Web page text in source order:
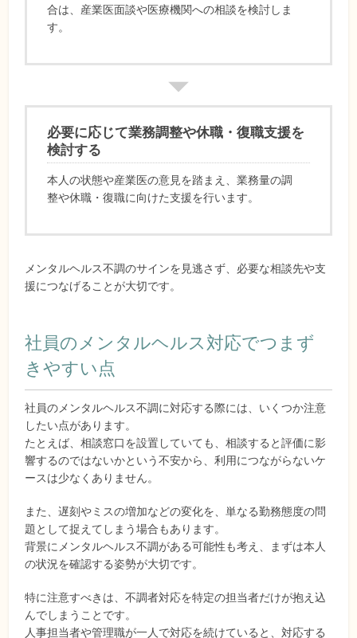
合は、産業医面談や医療機関への相談を検討しま
す。
必要に応じて業務調整や休職・復職支援を
検討する
本人の状態や産業医の意見を踏まえ、業務量の調
整や休職・復職に向けた支援を行います。
メンタルヘルス不調のサインを見逃さず、必要な相談先や支
援につなげることが大切です。
社員のメンタルヘルス対応でつまず
きやすい点
社員のメンタルヘルス不調に対応する際には、いくつか注意
したい点があります。
たとえば、相談窓口を設置していても、相談すると評価に影
響するのではないかという不安から、利用につながらないケ
ースは少なくありません。
また、遅刻やミスの増加などの変化を、単なる勤務態度の問
題として捉えてしまう場合もあります。
背景にメンタルヘルス不調がある可能性も考え、まずは本人
の状況を確認する姿勢が大切です。
特に注意すべきは、不調者対応を特定の担当者だけが抱え込
んでしまうことです。
人事担当者や管理職が一人で対応を続けていると、対応する